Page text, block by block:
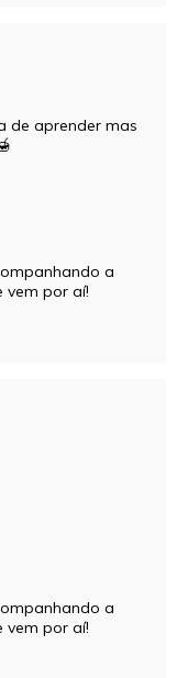
de aprender mas
a
vem por aí!
a
vem por aí!